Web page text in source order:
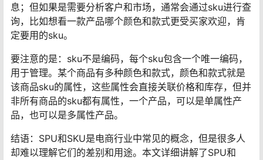
息；但如果是需要分析客户和市场，通常会通过sku进行查
询，比如想看一款产品哪个颜色和款式更受买家欢迎，肯
定要用的sku。
要注意的是：sku不是编码，每个sku包含一个唯一编码，
用于管理。某个商品有多种颜色和款式，颜色和款式就是
该商品sku的属性，这些属性会直接关联价格和库存，但并
非所有商品的sku都有属性，一个产品，可以是单属性产
品，也可以是多属性产品。
结语：SPU和SKU是电商行业中常见的概念，但是很多人
却难以理解它们的差别和用途。本文详细讲解了SPU和